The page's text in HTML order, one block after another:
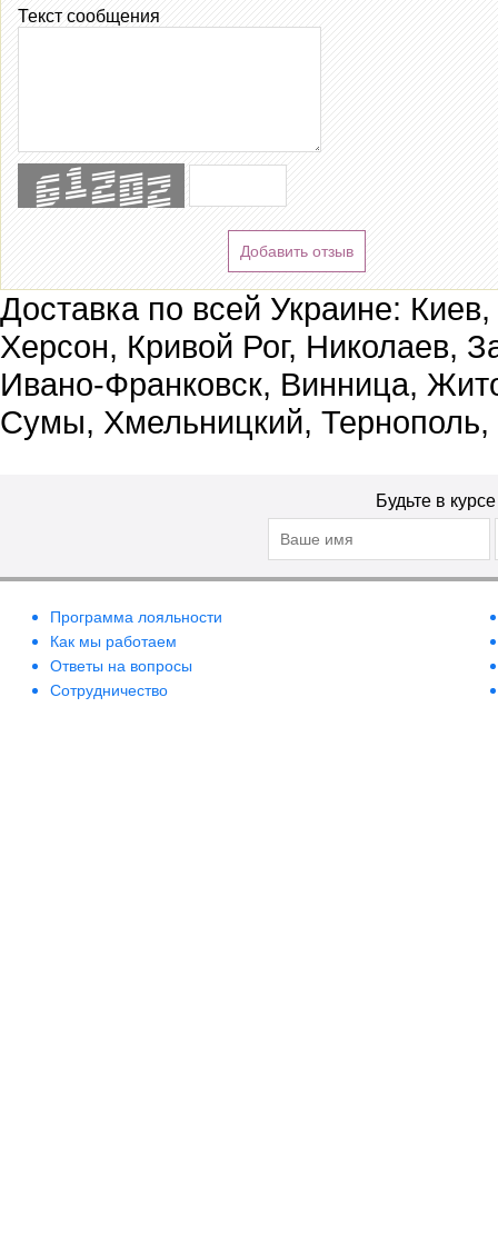
Текст сообщения
Добавить отзыв
Доставка по всей Украине:
Херсон, Кривой Рог, Николаев,
Ивано-Франковск, Винница,
Сумы, Хмельницкий, Тернополь,
Будьте в
Программа лояльности
Как мы работаем
Ответы на вопросы
Сотрудничество